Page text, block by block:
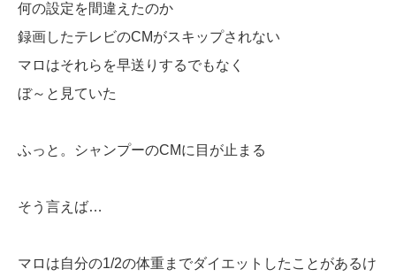
何の設定を間違えたのか
録画したテレビのCMがスキップされない
マロはそれらを早送りするでもなく
ぼ～と見ていた
ふっと。シャンプーのCMに目が止まる
そう言えば…
マロは自分の1/2の体重までダイエットしたことがあるけ